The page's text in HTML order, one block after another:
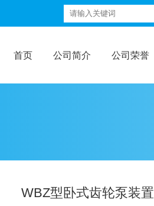
首页 公司简介 公司荣誉
WBZ型卧式齿轮泵装置